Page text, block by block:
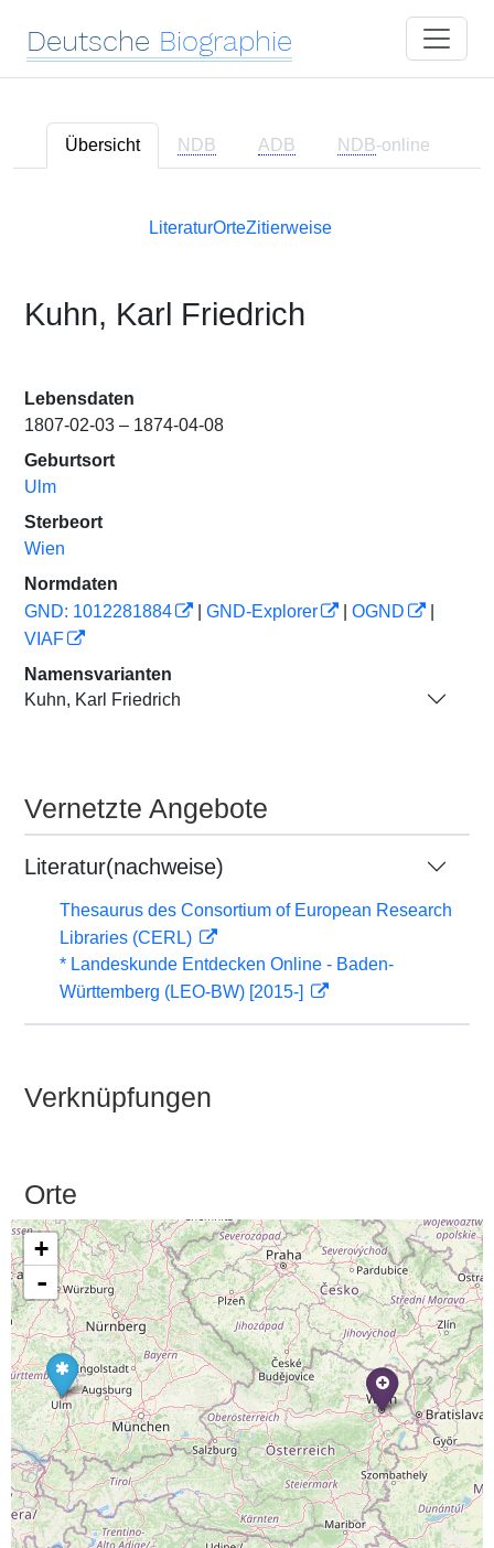
Deutsche Biographie
Übersicht NDB ADB NDB-online
LiteraturOrteZitierweise
Kuhn, Karl Friedrich
Lebensdaten
1807-02-03 – 1874-04-08
Geburtsort
Ulm
Sterbeort
Wien
Normdaten
GND: 1012281884
GND-Explorer OGND
VIAF
Namensvarianten
Kuhn, Karl Friedrich
Vernetzte Angebote
Literatur(nachweise)
Thesaurus des Consortium of European Research
Libraries (CERL)
* Landeskunde Entdecken Online - Baden-
Württemberg (LEO-BW) [2015-]
Verknüpfungen
Orte
+
-